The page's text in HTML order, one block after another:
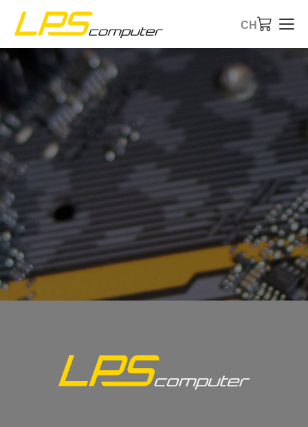
CH
Startseite
Produkte
Dienstleistungen
eBay-Shop